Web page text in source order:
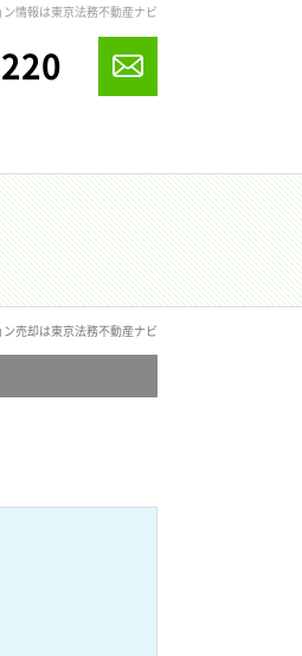
情報は東京法務不動産ナビ
売却は東京法務不動産ナビ